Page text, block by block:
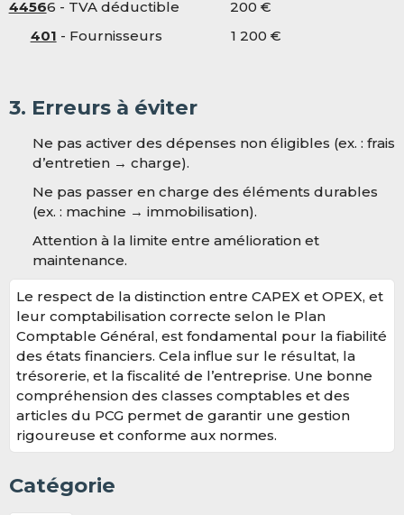
44566 - TVA déductible 200 €
401 - Fournisseurs 1 200 €
3. Erreurs à éviter
Ne pas activer des dépenses non éligibles (ex. : frais
d’entretien → charge).
Ne pas passer en charge des éléments durables
(ex. : machine → immobilisation).
Attention à la limite entre amélioration et
maintenance.
Le respect de la distinction entre CAPEX et OPEX, et
leur comptabilisation correcte selon le Plan
Comptable Général, est fondamental pour la fiabilité
des états financiers. Cela influe sur le résultat, la
trésorerie, et la fiscalité de l’entreprise. Une bonne
compréhension des classes comptables et des
articles du PCG permet de garantir une gestion
rigoureuse et conforme aux normes.
Catégorie